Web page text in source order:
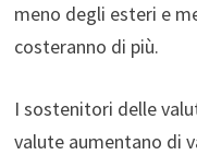
meno degli esteri e
costeranno di più.
I sostenitori delle
valute aumentano di